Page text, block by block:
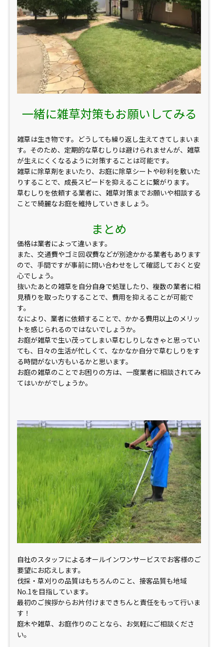
一緒に雑草対策もお願いしてみる
雑草は生き物です。どうしても繰り返し生えてきてしまいま
す。そのため、定期的な草むしりは避けられませんが、雑草
が生えにくくなるように対策することは可能です。
雑草に除草剤をまいたり、お庭に除草シートや砂利を敷いた
りすることで、成長スピードを抑えることに繋がります。
草むしりを依頼する業者に、雑草対策までお願いや相談する
ことで綺麗なお庭を維持していきましょう。
まとめ
価格は業者によって違います。
また、交通費やゴミ回収費などが別途かかる業者もあります
ので、手間ですが事前に問い合わせをして確認しておくと安
心でしょう。
抜いたあとの雑草を自分自身で処理したり、複数の業者に相
見積りを取ったりすることで、費用を抑えることが可能で
す。
なにより、業者に依頼することで、かかる費用以上のメリッ
トを感じられるのではないでしょうか。
お庭が雑草で生い茂ってしまい草むしりしなきゃと思ってい
ても、日々の生活が忙しくて、なかなか自分で草むしりをす
る時間がない方もいるかと思います。
お庭の雑草のことでお困りの方は、一度業者に相談されてみ
てはいかがでしょうか。
自社のスタッフによるオールインワンサービスでお客様のご
要望にお応えします。
伐採・草刈りの品質はもちろんのこと、接客品質も地域
No.1を目指しています。
最初のご挨拶からお片付けまできちんと責任をもって行いま
す！
庭木や雑草、お庭作りのことなら、お気軽にご相談くださ
い。